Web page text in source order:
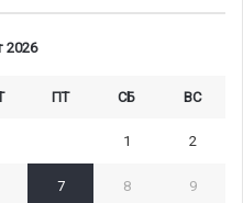
2026
ПТ СБ ВС
1 2
7 8 9